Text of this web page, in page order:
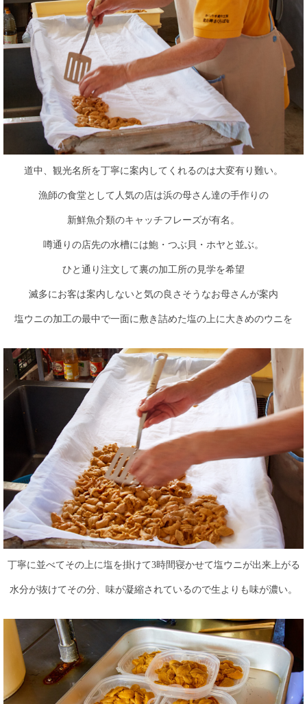
道中、観光名所を丁寧に案内してくれるのは大変有り難い。
漁師の食堂として人気の店は浜の母さん達の手作りの
新鮮魚介類のキャッチフレーズが有名。
噂通りの店先の水槽には鮑・つぶ貝・ホヤと並ぶ。
ひと通り注文して裏の加工所の見学を希望
滅多にお客は案内しないと気の良さそうなお母さんが案内
塩ウニの加工の最中で一面に敷き詰めた塩の上に大きめのウニを
丁寧に並べてその上に塩を掛けて3時間寝かせて塩ウニが出来上がる
水分が抜けてその分、味が凝縮されているので生よりも味が濃い。